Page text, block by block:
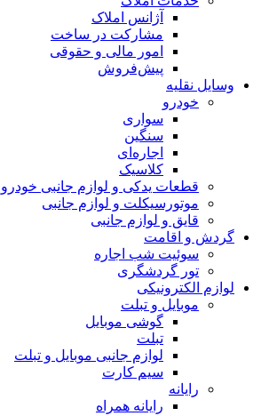
آژانس املاک
مشارکت در ساخت
امور مالی و حقوقی
پیش‌فروش
وسایل نقلیه
خودرو
سواری
سنگین
اجاره‌ای
کلاسیک
قطعات یدکی و لوازم جانبی خودرو
موتورسیکلت و لوازم جانبی
قایق و لوازم جانبی
گردش و اقامت
سوئیت شب اجاره
تور گردشگری
لوازم الکترونیکی
موبایل و تبلت
گوشی موبایل
تبلت
لوازم جانبی موبایل و تبلت
سیم کارت
رایانه
رایانه همراه